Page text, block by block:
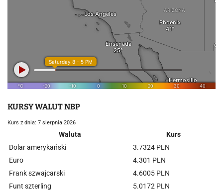
KURSY WALUT NBP
Kurs z dnia: 7 sierpnia 2026
Waluta
Kurs
Dolar amerykański
3.7324 PLN
Euro
4.301 PLN
Frank szwajcarski
4.6005 PLN
Funt szterling
5.0172 PLN